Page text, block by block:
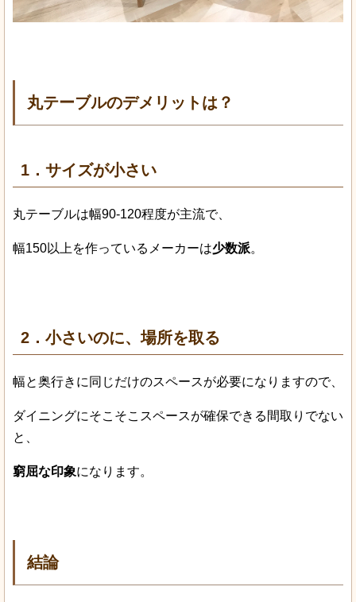
丸テーブルのデメリットは？
1．サイズが小さい
丸テーブルは幅90-120程度が主流で、
幅150以上を作っているメーカーは少数派。
2．小さいのに、場所を取る
幅と奥行きに同じだけのスペースが必要になりますので、
ダイニングにそこそこスペースが確保できる間取りでない
と、
窮屈な印象になります。
結論